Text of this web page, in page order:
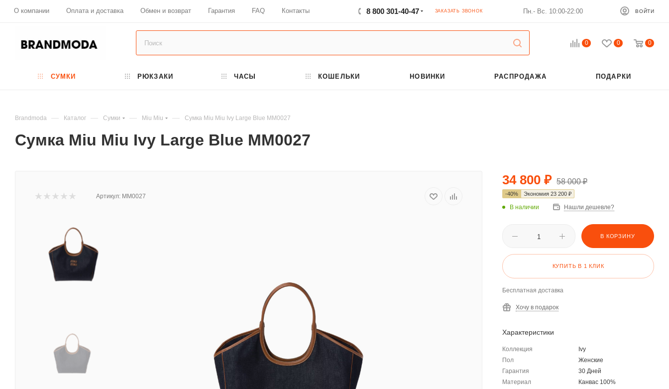
О компании Оплата и доставка Обмен и возврат Гарантия FAQ Контакты 8 800 301-40-47 ЗАКАЗАТЬ ЗВОНОК Пн.- Вс. 10:00-22:00 ВОЙТИ
0 0 0
СУМКИ РЮКЗАКИ ЧАСЫ КОШЕЛЬКИ НОВИНКИ РАСПРОДАЖА ПОДАРКИ
Brandmoda — Каталог — Сумки — Miu Miu — Сумка Miu Miu Ivy Large Blue MM0027
Сумка Miu Miu Ivy Large Blue MM0027
Артикул: MM0027
34 800 ₽ 58 000₽
-40% Экономия 23 200 ₽
В наличии Нашли дешевле?
В КОРЗИНУ
КУПИТЬ В 1 КЛИК
Бесплатная доставка
Хочу в подарок
Характеристики
Коллекция
Ivy
Пол
Женские
Гарантия
30 Дней
Материал
Канвас 100%